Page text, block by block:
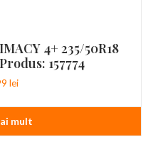
4+ 235/50R18
157774
lei
mult